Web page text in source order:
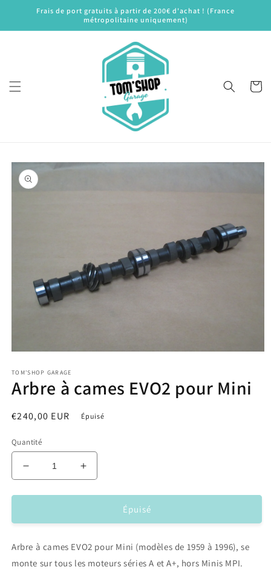
passerFrais de port gratuits à partir de 200€ d'achat ! (France
métropolitaine uniquement)
Panier
Passer aux
informations
produits
média
1
dans
modale
TOM'SHOP GARAGE
Arbre à cames EVO2 pour Mini
Prix
€240,00 EUR Épuisé
Quantité
Réduire
la
quantité
Arbre
cames
EVO2
Augmenter
la
quantité
Arbre
cames
EVO2
Épuisé
Arbre à cames EVO2 pour Mini (modèles de 1959 à 1996), se
monte sur tous les moteurs séries A et A+, hors Minis MPI.